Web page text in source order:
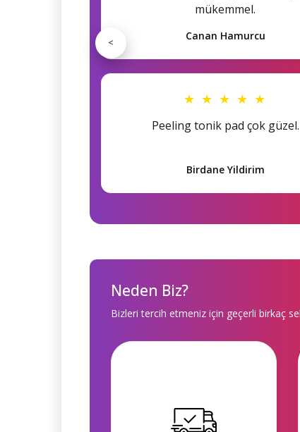
mükemmel.
Canan Hamurcu
★ ★ ★ ★ ★
Peeling tonik pad çok güzel.
Birdane Yildirim
<
Neden Biz?
Bizleri tercih etmeniz için geçerli birkaç